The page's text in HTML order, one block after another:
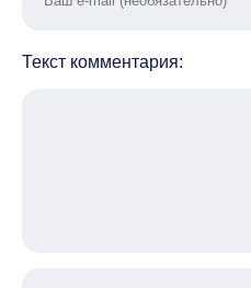
Текст комментария: